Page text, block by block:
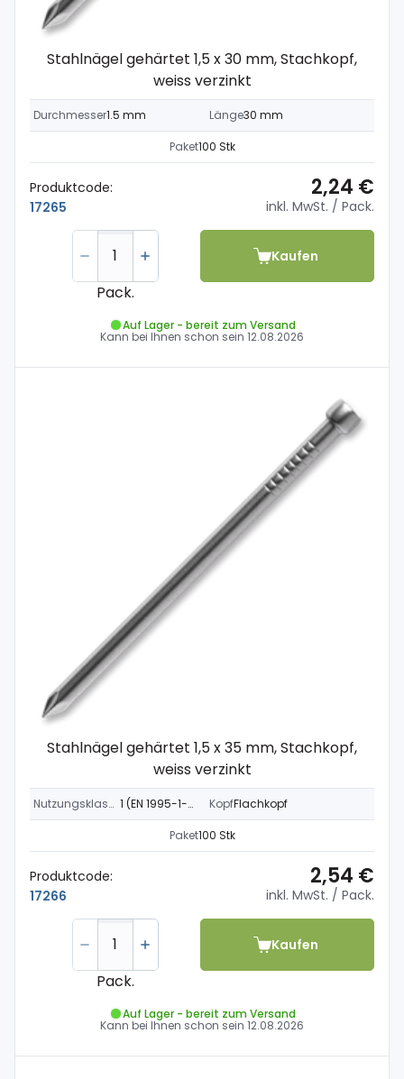
Stahlnägel gehärtet 1,5 x 30 mm, Stachkopf,
weiss verzinkt
Durchmesser1.5 mm Länge30 mm
Paket100 Stk
Produktcode:
17265
2,24 €
inkl. MwSt. / Pack.
Pack.
Kaufen
Auf Lager - bereit zum Versand
Kann bei Ihnen schon sein 12.08.2026
Stahlnägel gehärtet 1,5 x 35 mm, Stachkopf,
weiss verzinkt
Nutzungsklasse 1 (EN 1995-1-1) KopfFlachkopf
Paket100 Stk
Produktcode:
17266
2,54 €
inkl. MwSt. / Pack.
Pack.
Kaufen
Auf Lager - bereit zum Versand
Kann bei Ihnen schon sein 12.08.2026